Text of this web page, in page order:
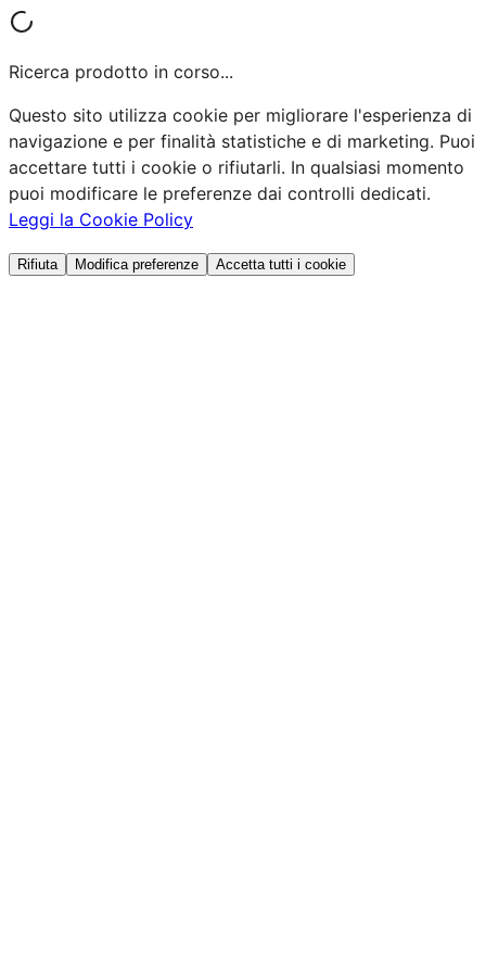
Ricerca prodotto in corso...
Questo sito utilizza cookie per migliorare l'esperienza di
navigazione e per finalità statistiche e di marketing. Puoi
accettare tutti i cookie o rifiutarli. In qualsiasi momento
puoi modificare le preferenze dai controlli dedicati.
Leggi la Cookie Policy
Rifiuta Modifica preferenze Accetta tutti i cookie